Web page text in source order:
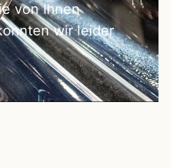
von Ihnen
wir leider